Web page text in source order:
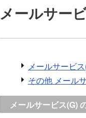
メールサー
メールサービ
その他 メール
メールサービス(G)